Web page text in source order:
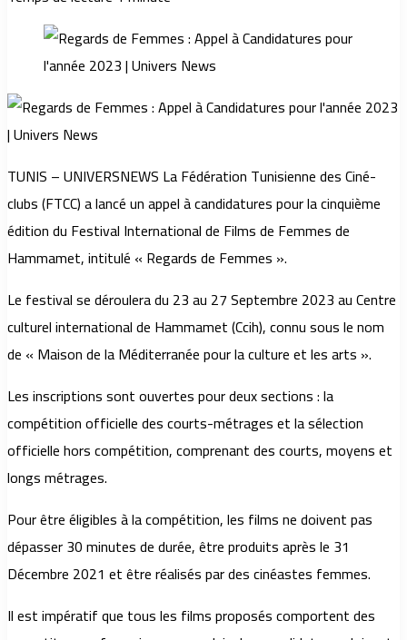
TUNIS – UNIVERSNEWS La Fédération Tunisienne des Ciné-
clubs (FTCC) a lancé un appel à candidatures pour la cinquième
édition du Festival International de Films de Femmes de
Hammamet, intitulé « Regards de Femmes ».
Le festival se déroulera du 23 au 27 Septembre 2023 au Centre
culturel international de Hammamet (Ccih), connu sous le nom
de « Maison de la Méditerranée pour la culture et les arts ».
Les inscriptions sont ouvertes pour deux sections : la
compétition officielle des courts-métrages et la sélection
officielle hors compétition, comprenant des courts, moyens et
longs métrages.
Pour être éligibles à la compétition, les films ne doivent pas
dépasser 30 minutes de durée, être produits après le 31
Décembre 2021 et être réalisés par des cinéastes femmes.
Il est impératif que tous les films proposés comportent des